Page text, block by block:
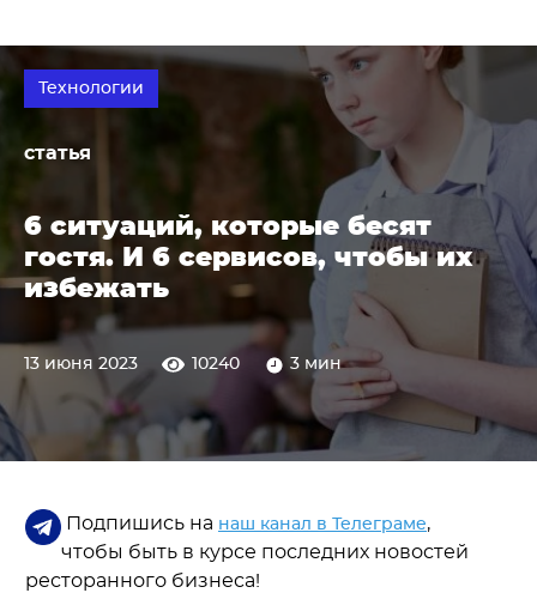
Технологии
статья
6 ситуаций, которые бесят
гостя. И 6 сервисов, чтобы их
избежать
13 июня 2023 10240 3 мин
Подпишись на наш канал в Телеграме,
чтобы быть в курсе последних новостей
ресторанного бизнеса!